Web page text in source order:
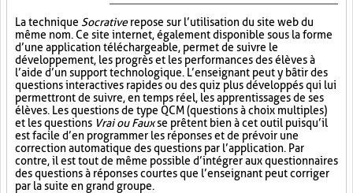
La technique Socrativerepose sur l’utilisation du site web du
même nom. Ce site internet, également disponible sous la forme
d’une application téléchargeable, permet de suivre le
développement, les progrès et les performances des élèves à
l’aide d’un support technologique. L’enseignant peut y bâtir des
questions interactives rapides ou des quiz plus développés qui lui
permettront de suivre, en temps réel, les apprentissages de ses
élèves. Les questions de type QCM (questions à choix multiples)
et les questions Vrai ou Fauxse prêtent bien à cet outil puisqu’il
est facile d’en programmer les réponses et de prévoir une
correction automatique des questions par l’application. Par
contre, il est tout de même possible d’intégrer aux questionnaires
des questions à réponses courtes que l’enseignant peut corriger
par la suite en grand groupe.